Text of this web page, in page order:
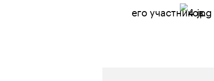
его участников.